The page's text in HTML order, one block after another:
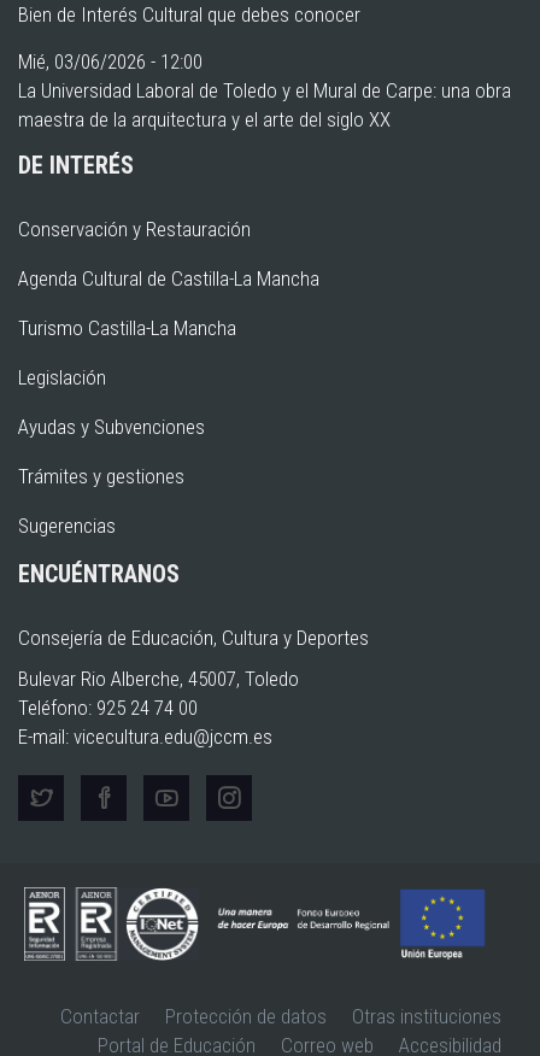
Bien de Interés Cultural que debes conocer
Mié, 03/06/2026 - 12:00
La Universidad Laboral de Toledo y el Mural de Carpe: una obra
maestra de la arquitectura y el arte del siglo XX
DE INTERÉS
Conservación y Restauración
Agenda Cultural de Castilla-La Mancha
Turismo Castilla-La Mancha
Legislación
Ayudas y Subvenciones
Trámites y gestiones
Sugerencias
ENCUÉNTRANOS
Consejería de Educación, Cultura y Deportes
Bulevar Rio Alberche, 45007, Toledo
Teléfono: 925 24 74 00
E-mail: vicecultura.edu@jccm.es
Contactar Protección de datos
Otras instituciones
Portal de Educación
Correo web Accesibilidad